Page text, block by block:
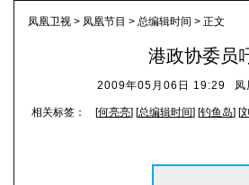
凤凰卫视 > 凤凰节目 > 总编辑时间 > 正文
港政协委员
2009年05月06日 19:29 凤
相关标签： [何亮亮] [总编辑时间] [钓鱼岛] [